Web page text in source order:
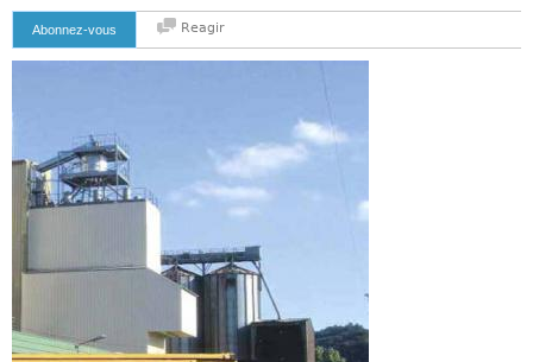
Abonnez-vous Reagir